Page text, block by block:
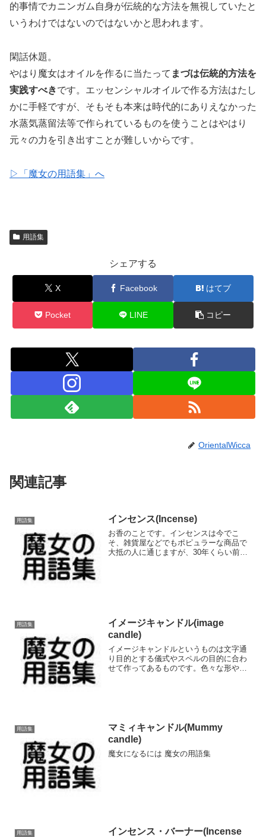
的事情でカニンガム自身が伝統的な方法を無視していたと
いうわけではないのではないかと思われます。
閑話休題。
やはり魔女はオイルを作るに当たって まづは伝統的方法を
実践すべきです。エッセンシャルオイルで作る方法はたし
かに手軽ですが、そもそも本来は時代的にありえなかった
水蒸気蒸留法等で作られているものを使うことはやはり
元々の力を引き出すことが難しいからです。
▷「魔女の用語集」へ
用語集
シェアする
X Facebook はてブ
Pocket LINE コピー
OrientalWicca
関連記事
用語集 インセンス(Incense)
お香のことです。インセンスは今でこ
そ、雑貨屋などでもポピュラーな商品で
大抵の人に通じますが、30年くらい前に
用語集
イメージキャンドル(image
candle)
イメージキャンドルというものは文字通
り目的とする儀式やスペルの目的に合わ
せて作ってあるものです。色々な形や色
用語集
マミィキャンドル(Mummy
candle)
魔女になるには 魔女の用語集
用語集
インセンス・バーナー(Incense